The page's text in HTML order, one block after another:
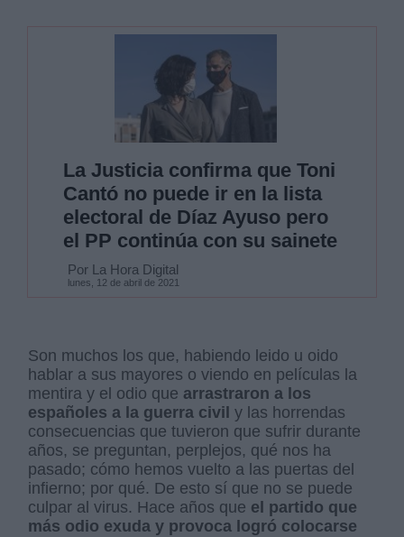
La Justicia confirma que Toni
Cantó no puede ir en la lista
electoral de Díaz Ayuso pero
el PP continúa con su sainete
Por La Hora Digital
lunes, 12 de abril de 2021
Son muchos los que, habiendo leido u oido
hablar a sus mayores o viendo en películas la
mentira y el odio que arrastraron a los
españoles a la guerra civil y las horrendas
consecuencias que tuvieron que sufrir durante
años, se preguntan, perplejos, qué nos ha
pasado; cómo hemos vuelto a las puertas del
infierno; por qué. De esto sí que no se puede
culpar al virus. Hace años que el partido que
más odio exuda y provoca logró colocarse